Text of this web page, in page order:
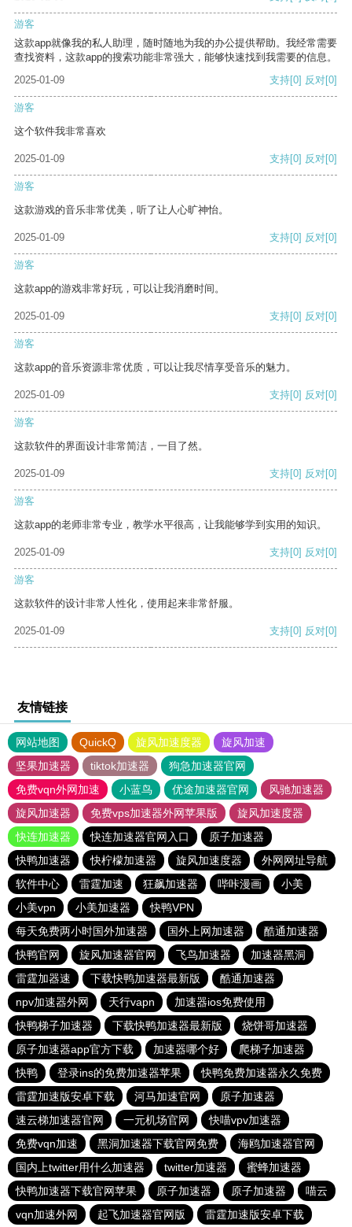
游客
这款app就像我的私人助理，随时随地为我的办公提供帮助。我经常需要
查找资料，这款app的搜索功能非常强大，能够快速找到我需要的信息。
2025-01-09
支持[0] 反对[0]
游客
这个软件我非常喜欢
2025-01-09 支持[0] 反对[0]
游客
这款游戏的音乐非常优美，听了让人心旷神怡。
2025-01-09 支持[0] 反对[0]
游客
这款app的游戏非常好玩，可以让我消磨时间。
2025-01-09 支持[0] 反对[0]
游客
这款app的音乐资源非常优质，可以让我尽情享受音乐的魅力。
2025-01-09 支持[0] 反对[0]
游客
这款软件的界面设计非常简洁，一目了然。
2025-01-09 支持[0] 反对[0]
游客
这款app的老师非常专业，教学水平很高，让我能够学到实用的知识。
2025-01-09 支持[0] 反对[0]
游客
这款软件的设计非常人性化，使用起来非常舒服。
2025-01-09 支持[0] 反对[0]
友情链接
网站地图 QuickQ 旋风加速度器
旋风加速
坚果加速器
tiktok加速器
狗急加速器官网
免费vqn外网加速
小蓝鸟 优途加速器官网
风驰加速器
旋风加速器
免费vps加速器外网苹果版
旋风加速度器
快连加速器
快连加速器官网入口
原子加速器
快鸭加速器
快柠檬加速器 旋风加速度器
外网网址导航
软件中心
雷霆加速 狂飙加速器 哔咔漫画
小美
小美vpn
小美加速器
快鸭VPN
每天免费两小时国外加速器
国外上网加速器
酷通加速器
快鸭官网
旋风加速器官网 飞鸟加速器
加速器黑洞
雷霆加器速
下载快鸭加速器最新版
酷通加速器
npv加速器外网
天行vapn
加速器ios免费使用
快鸭梯子加速器
下载快鸭加速器最新版
烧饼哥加速器
原子加速器app官方下载
加速器哪个好
爬梯子加速器
快鸭
登录ins的免费加速器苹果
快鸭免费加速器永久免费
雷霆加速版安卓下载
河马加速官网
原子加速器
速云梯加速器官网
一元机场官网
快喵vpv加速器
免费vqn加速
黑洞加速器下载官网免费
海鸥加速器官网
国内上twitter用什么加速器
twitter加速器
蜜蜂加速器
快鸭加速器下载官网苹果
原子加速器 原子加速器
喵云
vqn加速外网
起飞加速器官网版 雷霆加速版安卓下载